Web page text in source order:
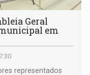
Geral
em
representados